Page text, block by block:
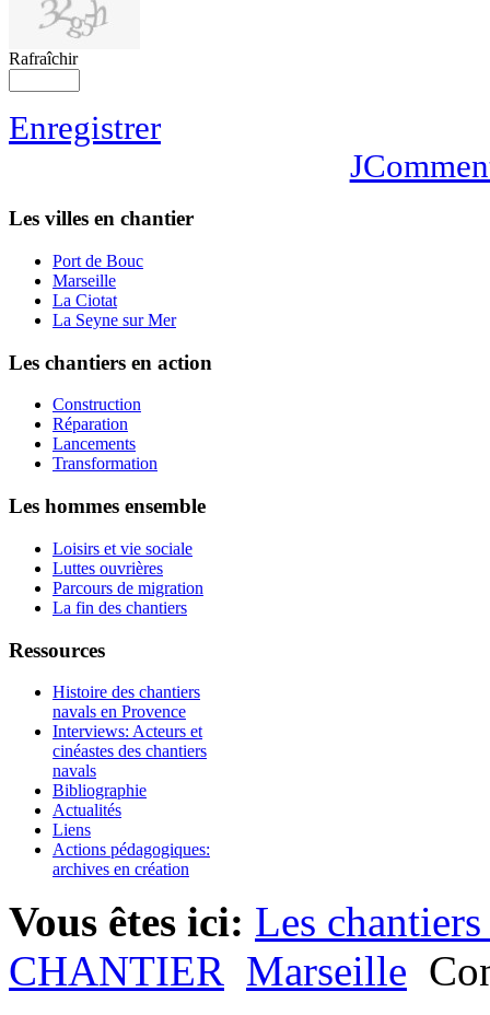
Rafraîchir
Enregistrer
Les villes en chantier
Port de Bouc
Marseille
La Ciotat
La Seyne sur Mer
Les chantiers en action
Construction
Réparation
Lancements
Transformation
Les hommes ensemble
Loisirs et vie sociale
Luttes ouvrières
Parcours de migration
La fin des chantiers
Ressources
Histoire des chantiers
navals en Provence
Interviews: Acteurs et
cinéastes des chantiers
navals
Bibliographie
Actualités
Liens
Actions pédagogiques:
archives en création
Vous êtes ici: Les
CHANTIER Marseille